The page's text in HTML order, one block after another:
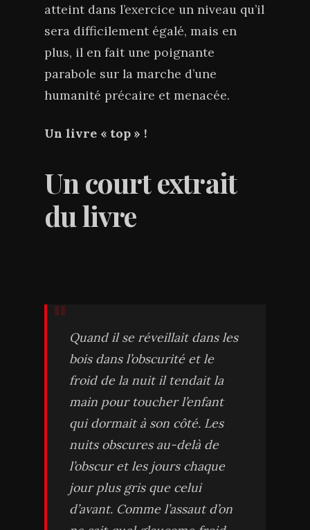
atteint dans l’exercice un niveau qu’il
sera difficilement égalé, mais en
plus, il en fait une poignante
parabole sur la marche d’une
humanité précaire et menacée.
Un livre « top » !
Un court extrait
du livre
Quand il se réveillait dans les
bois dans l’obscurité et le
froid de la nuit il tendait la
main pour toucher l’enfant
qui dormait à son côté. Les
nuits obscures au-delà de
l’obscur et les jours chaque
jour plus gris que celui
d’avant. Comme l’assaut d’on